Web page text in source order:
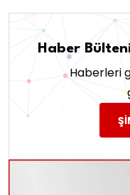
Haber
Haberleri